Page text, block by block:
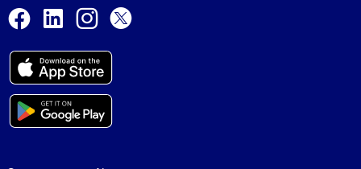
Facebook
LinkedInInstagram